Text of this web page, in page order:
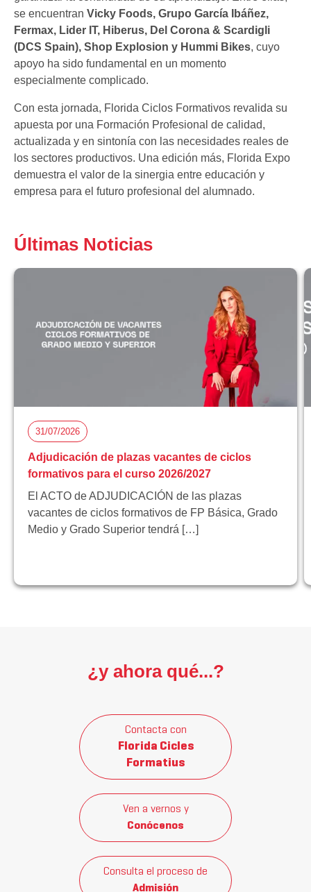
se encuentran Vicky Foods, Grupo García Ibáñez,
Fermax, Lider IT, Hiberus, Del Corona & Scardigli
(DCS Spain), Shop Explosion y Hummi Bikes, cuyo
apoyo ha sido fundamental en un momento
especialmente complicado.
Con esta jornada, Florida Ciclos Formativos revalida su
apuesta por una Formación Profesional de calidad,
actualizada y en sintonía con las necesidades reales de
los sectores productivos. Una edición más, Florida Expo
demuestra el valor de la sinergia entre educación y
empresa para el futuro profesional del alumnado.
Últimas Noticias
31/07/2026
Adjudicación de plazas vacantes de ciclos
formativos para el curso 2026/2027
El ACTO de ADJUDICACIÓN de las plazas
vacantes de ciclos formativos de FP Básica, Grado
Medio y Grado Superior tendrá […]
¿y ahora qué...?
Contacta con
Florida Cicles
Formatius
Ven a vernos y
Conócenos
Consulta el proceso de
Admisión